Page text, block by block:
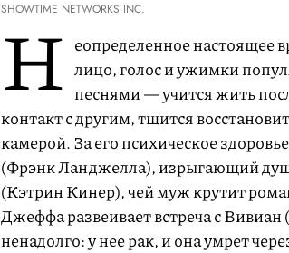
SHOWTIME NETWORKS INC.
Н еопределенное
лицо, голос и ужимки
песнями — учится жить
контакт с другим, тщится
камерой. За его психическое
(Фрэнк Ланджелла), изрыгающий
(Кэтрин Кинер), чей муж крутит
Джеффа развеивает встреча с
ненадолго: у нее рак, и она умрет